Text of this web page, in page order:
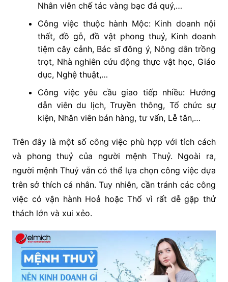
Nhân viên chế tác vàng bạc đá quý,…
Công việc thuộc hành Mộc: Kinh doanh nội
thất, đồ gỗ, đồ vật phong thuỷ, Kinh doanh
tiệm cây cảnh, Bác sĩ đông ý, Nông dân trồng
trọt, Nhà nghiên cứu động thực vật học, Giáo
dục, Nghệ thuật,…
Công việc yêu cầu giao tiếp nhiều: Hướng
dẫn viên du lịch, Truyền thông, Tổ chức sự
kiện, Nhân viên bán hàng, tư vấn, Lễ tân,…
Trên đây là một số công việc phù hợp với tích cách
và phong thuỷ của người mệnh Thuỷ. Ngoài ra,
người mệnh Thuỷ vẫn có thể lựa chọn công việc dựa
trên sở thích cá nhân. Tuy nhiên, cần tránh các công
việc có vận hành Hoả hoặc Thổ vì rất dễ gặp thử
thách lớn và xui xẻo.